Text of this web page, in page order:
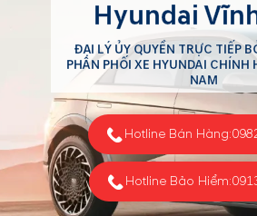
Hyundai
ĐẠI LÝ ỦY QUYỀN TRỰC TIẾP
PHÂN PHỐI XE HYUNDAI CHÍNH
NAM
Hotline Bán Hàng:
Hotline Bảo Hiểm: